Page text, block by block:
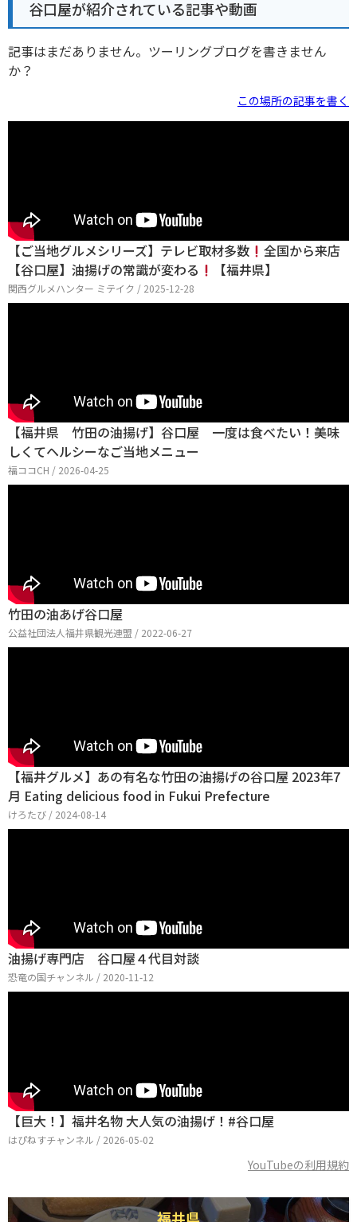
谷口屋が紹介されている記事や動画
記事はまだありません。ツーリングブログを書きません
か？
この場所の記事を書く
【ご当地グルメシリーズ】テレビ取材多数
全国から来店
【谷口屋】油揚げの常識が変わる
【福井県】
関西グルメハンター ミテイク / 2025-12-28
【福井県 竹田の油揚げ】谷口屋 一度は食べたい！美味
しくてヘルシーなご当地メニュー
福ココCH / 2026-04-25
竹田の油あげ谷口屋
公益社団法人福井県観光連盟 / 2022-06-27
【福井グルメ】あの有名な竹田の油揚げの谷口屋 2023年7
月 Eating delicious food in Fukui Prefecture
けろたび / 2024-08-14
油揚げ専門店 谷口屋４代目対談
恐竜の国チャンネル / 2020-11-12
【巨大！】福井名物 大人気の油揚げ！#谷口屋
はぴねすチャンネル / 2026-05-02
YouTubeの利用規約